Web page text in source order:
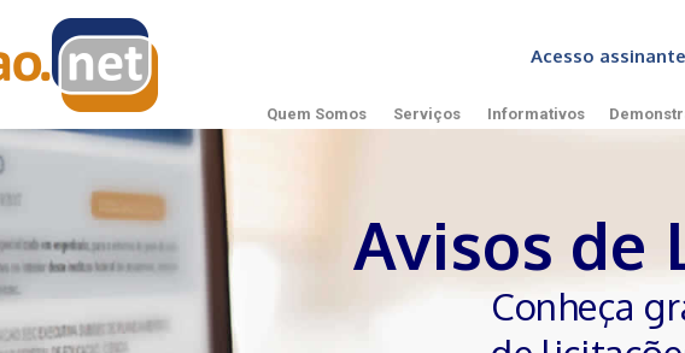
Acesso
Quem Somos Serviços Informativos
Avisos de
Conheça